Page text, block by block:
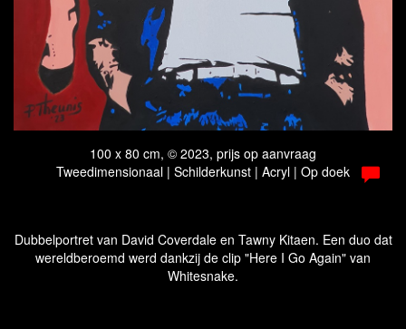
100 x 80 cm, © 2023, prijs op aanvraag
Tweedimensionaal | Schilderkunst | Acryl | Op doek
Dubbelportret van David Coverdale en Tawny Kitaen. Een duo dat
wereldberoemd werd dankzij de clip "Here I Go Again" van
Whitesnake.